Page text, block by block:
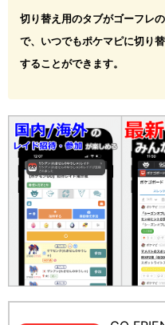
切り替え用のタブがゴーフレ
で、いつでもポケマピに切り
することができます。